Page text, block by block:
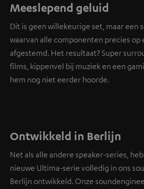
Meeslepend geluid
Dit is geen willekeurige set, maar een
waarvan alle componenten precies op
afgestemd. Het resultaat? Super
films, kippenvel bij muziek en een
hem nog niet eerder hoorde.
Ontwikkeld in Berlijn
Net als alle andere speaker-series,
nieuwe Ultima-serie volledig in ons
Berlijn ontwikkeld. Onze